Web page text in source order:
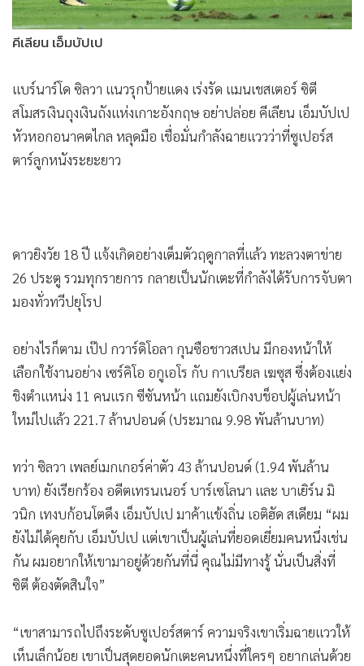
• ต่างประเทศ
• Special Scoop
• จีน
• ชุมชน-คุณภาพชีวิต
• อาชญากรรม
• Motoring
• หุ้น
• อินโดจีน
กองทุนรวม
Celeb Online
• Factcheck
• ญี่ปุ่น
• News1
คีเลียน เอ็มบัปเป
แบร์นาร์โด ซิลวา แนวรุกป้ายแดง เร่งรัด แมนเชสเตอร์ ซิตี
สโมสรเงินถุงเงินถังแห่งเกาะอังกฤษ อย่าปล่อย คีเลียน เอ็มบัปเป
หัวหอกอนาคตไกล หลุดมือ เชื่อมั่นกำลังฉายแววว่าที่ซูเปอร์ส
ตาร์ลูกหนังระยะยาว
ดาวยิงวัย 18 ปี แจ้งเกิดอย่างเต็มตัวฤดูกาลที่แล้ว ทะลวงตาข่าย
26 ประตู รวมทุกรายการ กลายเป็นนักเตะที่กำลังได้รับการจับตา
มองทั่วทวีปยุโรป
อย่างไรก็ตาม เป๊ป กวาร์ดิโอลา กุนซือชาวสเปน มีกองหน้าให้
เลือกใช้งานอย่าง เซร์คิโอ อกูเอโร กับ กาเบรียล เฆซุส ซึ่งต้องแย่ง
ชิงตำแหน่ง 11 คนแรก ซีซันหน้า แถมยังเบิกงบช็อปผู้เล่นหน้า
ใหม่ไปแล้ว 221.7 ล้านปอนด์ (ประมาณ 9.98 พันล้านบาท)
ทว่า ซิลวา เพลย์เมกเกอร์ค่าตัว 43 ล้านปอนด์ (1.94 พันล้าน
บาท) ยังเรียกร้อง อดีตเทรนเนอร์ บาร์เซโลนา และ บาเยิร์น มิ
วนิก เทงบก้อนโตดึง เอ็มบัปเป มาค้าแข้งถิ่น เอติฮัด สเดียม “ผม
ยังไม่ได้คุยกับ เอ็มบัปเป แต่เขาเป็นผู้เล่นที่ยอดเยี่ยมคนหนึ่งเช่น
กัน ผมอยากให้เขามาอยู่ด้วยกันที่นี่ คุณไม่มีทางรู้ นั่นเป็นสิ่งที่
ซิตี ต้องตัดสินใจ”
“เขาสามารถไปถึงระดับซูเปอร์สตาร์ ความจริงเขาเริ่มฉายแววให้
เห็นเล็กน้อย เขาเป็นสุดยอดนักเตะคนหนึ่งที่ใครๆ อยากเล่นด้วย